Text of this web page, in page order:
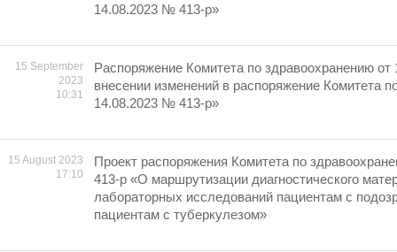
14.08.2023 № 413-р»
15 September
2023
10:31
Распоряжение Комитета по здравоохранению
внесении изменений в распоряжение Комитета
14.08.2023 № 413-р»
15 August 2023
17:10
Проект распоряжения Комитета по
413-р «О маршрутизации диагностического
лабораторных исследований пациентам с
пациентам с туберкулезом»